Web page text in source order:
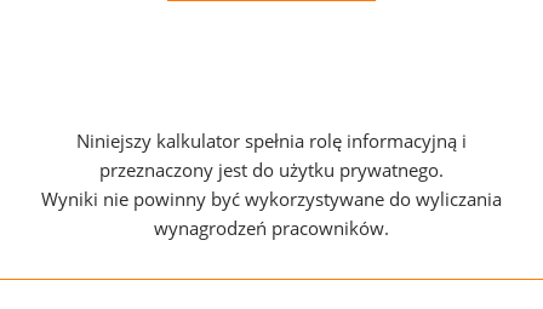
Niniejszy kalkulator spełnia rolę informacyjną i
przeznaczony jest do użytku prywatnego.
Wyniki nie powinny być wykorzystywane do wyliczania
wynagrodzeń pracowników.